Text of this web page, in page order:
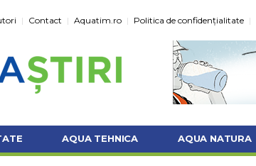
Contact Aquatim.ro Politica de confidențialitate
AQUA TEHNICA AQUA NATURA